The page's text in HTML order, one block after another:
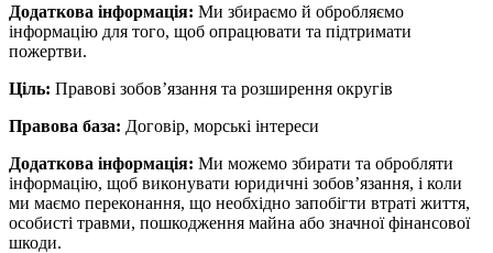
Додаткова інформація: Ми збираємо й обробляємо
інформацію для того, щоб опрацювати та підтримати
пожертви.
Ціль: Правові зобов’язання та розширення округів
Правова база: Договір, морські інтереси
Додаткова інформація: Ми можемо збирати та обробляти
інформацію, щоб виконувати юридичні зобов’язання, і коли
ми маємо переконання, що необхідно запобігти втраті життя,
особисті травми, пошкодження майна або значної фінансової
шкоди.